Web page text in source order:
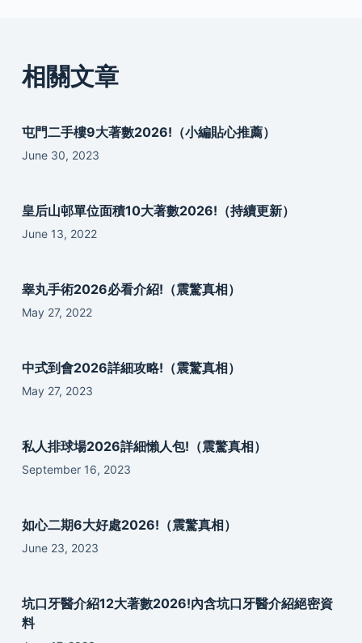
相關文章
屯門二手樓9大著數2026!（小編貼心推薦）
June 30, 2023
皇后山邨單位面積10大著數2026!（持續更新）
June 13, 2022
睾丸手術2026必看介紹!（震驚真相）
May 27, 2022
中式到會2026詳細攻略!（震驚真相）
May 27, 2023
私人排球場2026詳細懶人包!（震驚真相）
September 16, 2023
如心二期6大好處2026!（震驚真相）
June 23, 2023
坑口牙醫介紹12大著數2026!內含坑口牙醫介紹絕密資
料